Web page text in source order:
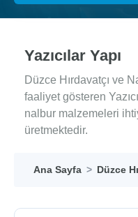
Yazıcılar Yapı
Düzce Hırdavatçı ve
faaliyet gösteren
nalbur malzemeleri
üretmektedir.
Ana Sayfa Düzce